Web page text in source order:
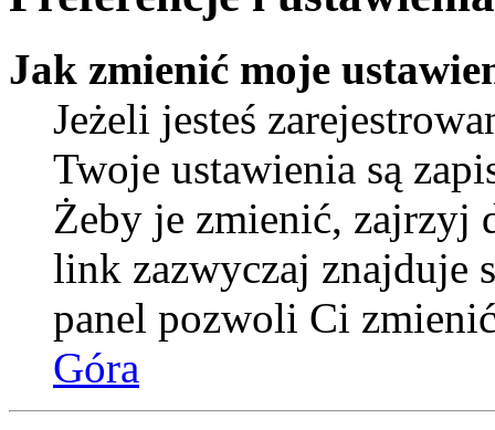
Jak zmienić moje
Jeżeli jesteś
Twoje ustawienia są
Żeby je zmienić, zajrzyj
link zazwyczaj znajduje
panel pozwoli Ci
Góra